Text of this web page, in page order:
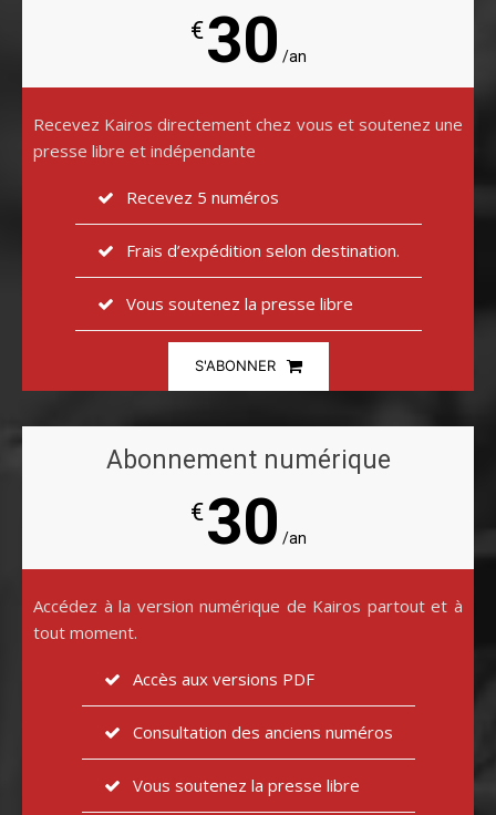
€30 /an
Recevez Kairos directement chez vous et soutenez une
presse libre et indépendante
Recevez 5 numéros
Frais d’expédition selon destination.
Vous soutenez la presse libre
S'ABONNER
Abonnement numérique
€30 /an
Accédez à la version numérique de Kairos partout et à
tout moment.
Accès aux versions PDF
Consultation des anciens numéros
Vous soutenez la presse libre